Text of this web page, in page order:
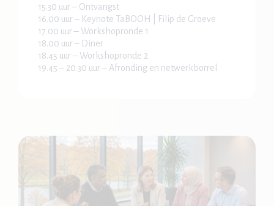
15.30 uur – Ontvangst
16.00 uur – Keynote TaBOOH | Filip de Groeve
17.00 uur – Workshopronde 1
18.00 uur – Diner
18.45 uur – Workshopronde 2
19.45 – 20.30 uur – Afronding en netwerkborrel